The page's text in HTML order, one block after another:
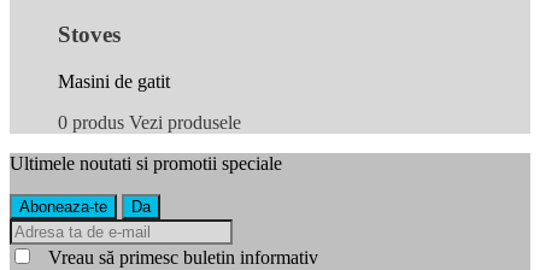
Stoves
Masini de gatit
0 produs Vezi produsele
Ultimele noutati si promotii speciale
Vreau să primesc buletin informativ